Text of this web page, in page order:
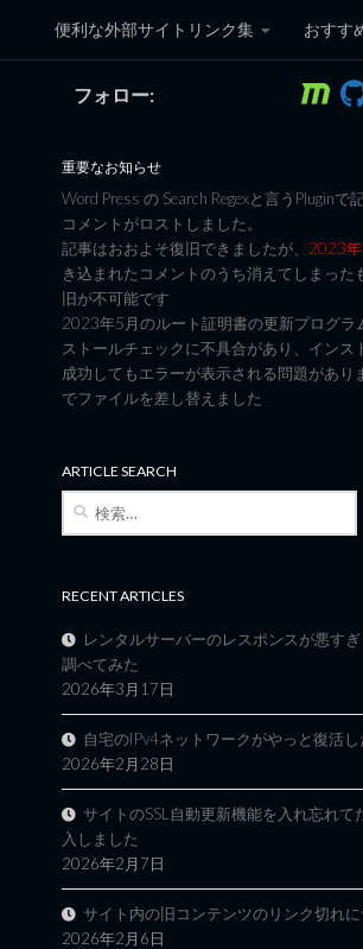
コンテンツへスキップ
便利な外部サイトリンク集 おすす
黒翼猫のコ
フォロー:
重要なお知らせ
Word Press の Search Regexと言うPluginで
コメントがロストしました。
記事はおおよそ復旧できましたが、 2023
き込まれたコメントのうち消えてしまった
旧が不可能です
2023年5月のルート証明書の更新プログラ
ストールチェックに不具合があり、インス
成功してもエラーが表示される問題があり
でファイルを差し替えました
ARTICLE SEARCH
RECENT ARTICLES
レンタルサーバーのレスポンスが悪す
調べてみた
2026年3月17日
自宅のIPv4ネットワークがやっと復活
2026年2月28日
サイトのSSL自動更新機能を入れ忘れて
入しました
2026年2月7日
サイト内の旧コンテンツのリンク切れ
2026年2月6日